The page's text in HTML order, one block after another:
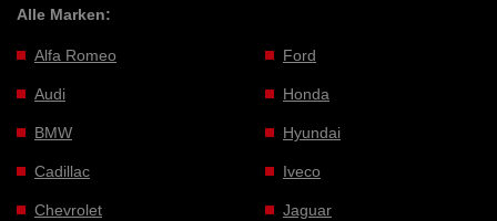
Alle Marken:
Alfa Romeo
Audi
BMW
Cadillac
Chevrolet
Ford
Honda
Hyundai
Iveco
Jaguar